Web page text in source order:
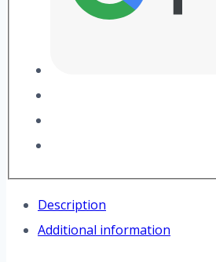
Description
Additional information